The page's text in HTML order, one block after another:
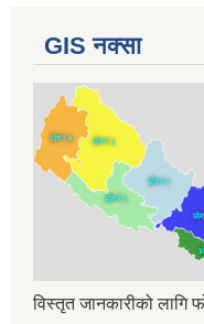
GIS नक्सा
विस्तृत जानकारीको लागि